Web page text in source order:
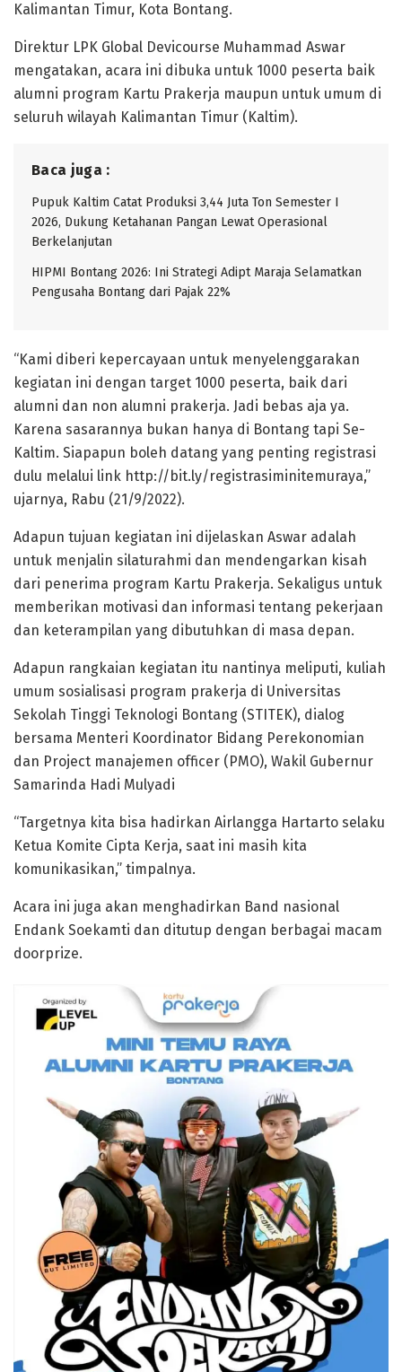
Kalimantan Timur, Kota Bontang.
Direktur LPK Global Devicourse Muhammad Aswar
mengatakan, acara ini dibuka untuk 1000 peserta baik
alumni program Kartu Prakerja maupun untuk umum di
seluruh wilayah Kalimantan Timur (Kaltim).
Baca juga :
Pupuk Kaltim Catat Produksi 3,44 Juta Ton Semester I
2026, Dukung Ketahanan Pangan Lewat Operasional
Berkelanjutan
HIPMI Bontang 2026: Ini Strategi Adipt Maraja Selamatkan
Pengusaha Bontang dari Pajak 22%
“Kami diberi kepercayaan untuk menyelenggarakan
kegiatan ini dengan target 1000 peserta, baik dari
alumni dan non alumni prakerja. Jadi bebas aja ya.
Karena sasarannya bukan hanya di Bontang tapi Se-
Kaltim. Siapapun boleh datang yang penting registrasi
dulu melalui link http://bit.ly/registrasiminitemuraya,”
ujarnya, Rabu (21/9/2022).
Adapun tujuan kegiatan ini dijelaskan Aswar adalah
untuk menjalin silaturahmi dan mendengarkan kisah
dari penerima program Kartu Prakerja. Sekaligus untuk
memberikan motivasi dan informasi tentang pekerjaan
dan keterampilan yang dibutuhkan di masa depan.
Adapun rangkaian kegiatan itu nantinya meliputi, kuliah
umum sosialisasi program prakerja di Universitas
Sekolah Tinggi Teknologi Bontang (STITEK), dialog
bersama Menteri Koordinator Bidang Perekonomian
dan Project manajemen officer (PMO), Wakil Gubernur
Samarinda Hadi Mulyadi
“Targetnya kita bisa hadirkan Airlangga Hartarto selaku
Ketua Komite Cipta Kerja, saat ini masih kita
komunikasikan,” timpalnya.
Acara ini juga akan menghadirkan Band nasional
Endank Soekamti dan ditutup dengan berbagai macam
doorprize.